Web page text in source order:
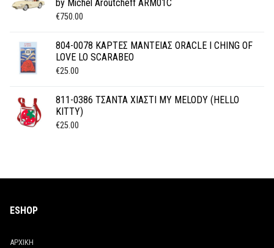
by Michel Aroutcheff ARM01C
€750.00
804-0078 ΚΑΡΤΕΣ ΜΑΝΤΕΙΑΣ ORACLE I CHING OF
LOVE LO SCARABEO
€25.00
811-0386 ΤΣΑΝΤΑ ΧΙΑΣΤΙ MY MELODY (HELLO
KITTY)
€25.00
ESHOP
ΑΡΧΙΚΗ